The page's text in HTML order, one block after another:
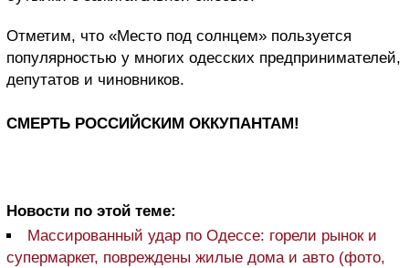
Отметим, что «Место под солнцем» пользуется
популярностью у многих одесских предпринимателей,
депутатов и чиновников.
СМЕРТЬ РОССИЙСКИМ ОККУПАНТАМ!
Новости по этой теме:
Массированный удар по Одессе: горели рынок и
супермаркет, повреждены жилые дома и авто (фото,